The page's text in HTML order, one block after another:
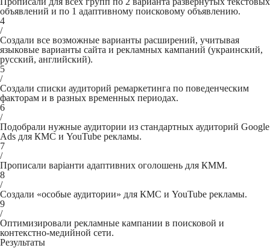
объявлений и по 1 адаптивному поисковому объявлению.
4
/
Создали все возможные варианты расширений, учитывая
языковые варианты сайта и рекламных кампаний (украинский,
русский, английский).
5
/
Создали списки аудиторий ремаркетинга по поведенческим
факторам и в разных временных периодах.
6
/
Подобрали нужные аудитории из стандартных аудиторий Google
Ads для КМС и YouTube рекламы.
7
/
Прописали варіанти адаптивних оголошень для КММ.
8
/
Создали «особые аудитории» для КМС и YouTube рекламы.
9
/
Оптимизировали рекламные кампании в поисковой и
контекстно-медийной сети.
Результаты